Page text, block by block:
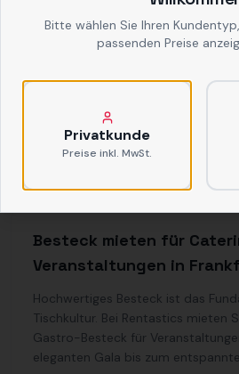
0,50 € netto
Besteck mieten für
Veranstaltungen in
Hochwertiges Besteck ist das
Tischkultur. Bei Rentastics mieten
Gastro-Besteck für
eleganten Gala bis zum
Bitte wählen Sie Ihren
passenden Preise
Privatkunde
Preise inkl. MwSt.